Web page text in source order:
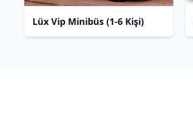
Lüx Vip Minibüs (1-6 Kişi)